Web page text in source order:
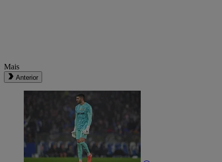
Mais
Anterior